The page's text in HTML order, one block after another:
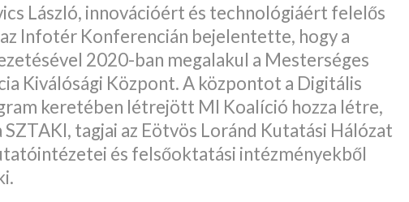
László, innovációért és technológiáért felelős
Infotér Konferencián bejelentette, hogy a
2020-ban megalakul a Mesterséges
Kiválósági Központ. A központot a Digitális
keretében létrejött MI Koalíció hozza létre,
SZTAKI, tagjai az Eötvös Loránd Kutatási Hálózat
és felsőoktatási intézményekből